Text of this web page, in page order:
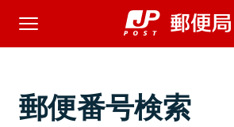
郵便番号検索